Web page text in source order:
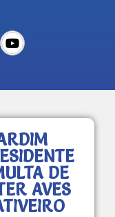
DE
AVES